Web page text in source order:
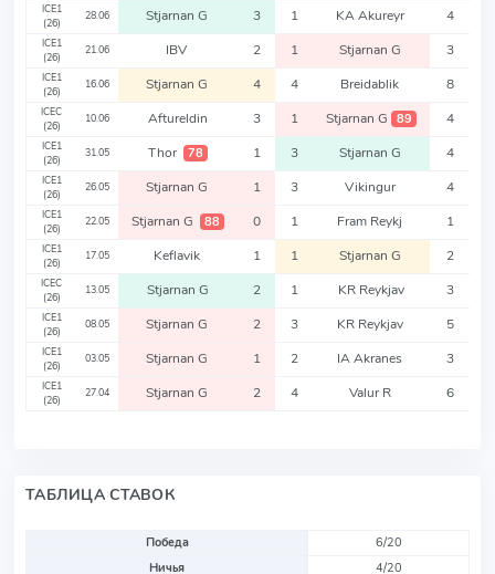
ICE1
(26)
28.06 Stjarnan G 3 1 KA Akureyr 4
ICE1
(26)
21.06 IBV 2 1 Stjarnan G 3
ICE1
(26)
16.06 Stjarnan G 4 4 Breidablik 8
ICEC
(26)
10.06 Aftureldin 3 1 Stjarnan G 89 4
ICE1
(26)
31.05 Thor 78 1 3 Stjarnan G 4
ICE1
(26)
26.05 Stjarnan G 1 3 Vikingur 4
ICE1
(26)
22.05 Stjarnan G 88 0 1 Fram Reykj 1
ICE1
(26)
17.05 Keflavik 1 1 Stjarnan G 2
ICEC
(26)
13.05 Stjarnan G 2 1 KR Reykjav 3
ICE1
(26)
08.05 Stjarnan G 2 3 KR Reykjav 5
ICE1
(26)
03.05 Stjarnan G 1 2 IA Akranes 3
ICE1
(26)
27.04 Stjarnan G 2 4 Valur R 6
ТАБЛИЦА СТАВОК
Победа
6/20
Ничья
4/20